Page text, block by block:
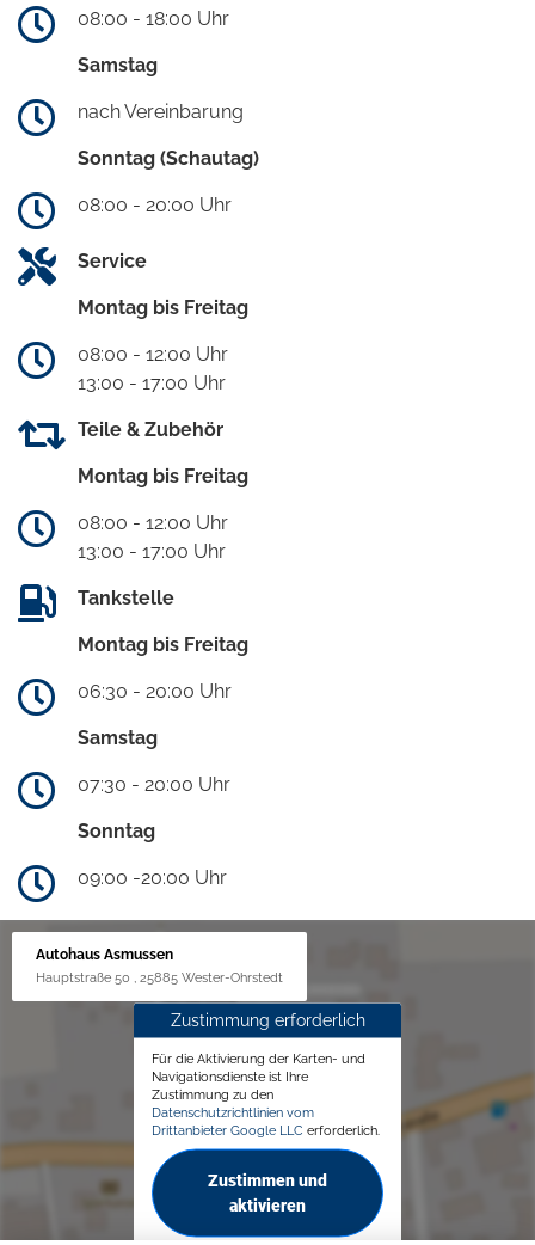
08:00 - 18:00 Uhr
Samstag
nach Vereinbarung
Sonntag (Schautag)
08:00 - 20:00 Uhr
Service
Montag bis Freitag
08:00 - 12:00 Uhr
13:00 - 17:00 Uhr
Teile & Zubehör
Montag bis Freitag
08:00 - 12:00 Uhr
13:00 - 17:00 Uhr
Tankstelle
Montag bis Freitag
06:30 - 20:00 Uhr
Samstag
07:30 - 20:00 Uhr
Sonntag
09:00 -20:00 Uhr
Autohaus Asmussen
Hauptstraße 50 , 25885 Wester-Ohrstedt
Zustimmung erforderlich
Für die Aktivierung der Karten- und
Navigationsdienste ist Ihre
Zustimmung zu den
Datenschutzrichtlinien vom
Drittanbieter Google LLC erforderlich.
Zustimmen und
aktivieren